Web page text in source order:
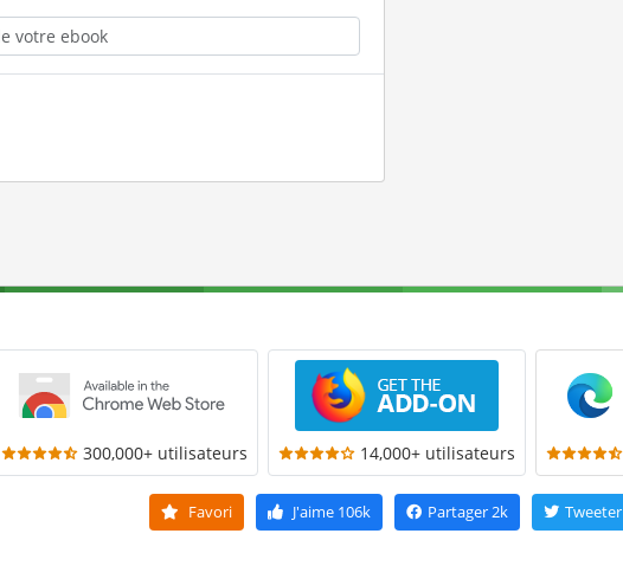
300,000+ utilisateurs 14,000+ utilisateurs
Favori J'aime106k Partager2k Tweeter